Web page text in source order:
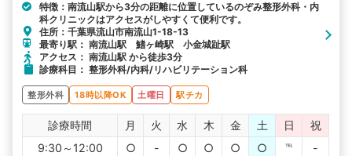
特徴：南流山駅から3分の距離に位置しているのぞみ整形外科・内
科クリニックはアクセスがしやすくて便利です。
住所：千葉県流山市南流山1-18-13
最寄り駅： 南流山駅 鰭ヶ崎駅 小金城趾駅
アクセス： 南流山駅 から徒歩3分
診療科目： 整形外科/内科/リハビリテーション科
整形外科 18時以降OK 土曜日 駅チカ
診療時間 月 火 水 木 金 土 日
祝
9:30～12:00
○ - ○ ○ ○ ○ ℡
-